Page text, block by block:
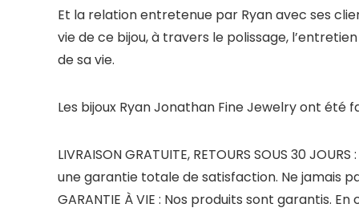
Et la relation entretenue par Ryan avec ses
vie de ce bijou, à travers le polissage,
de sa vie.
Les bijoux Ryan Jonathan Fine Jewelryont été
LIVRAISON GRATUITE, RETOURS SOUS 30
une garantie totale de satisfaction. Ne jamais
GARANTIE À VIE : Nos produits sont garantis.